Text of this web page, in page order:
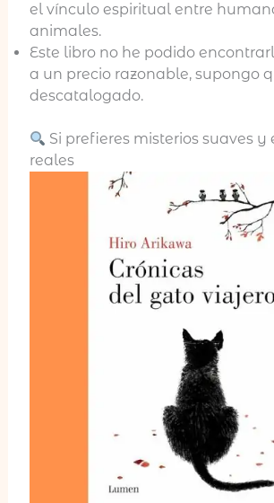
el vínculo espiritual entre
animales.
Este libro no he podido
a un precio razonable, supongo
descatalogado.
Si prefieres misterios suaves y
reales